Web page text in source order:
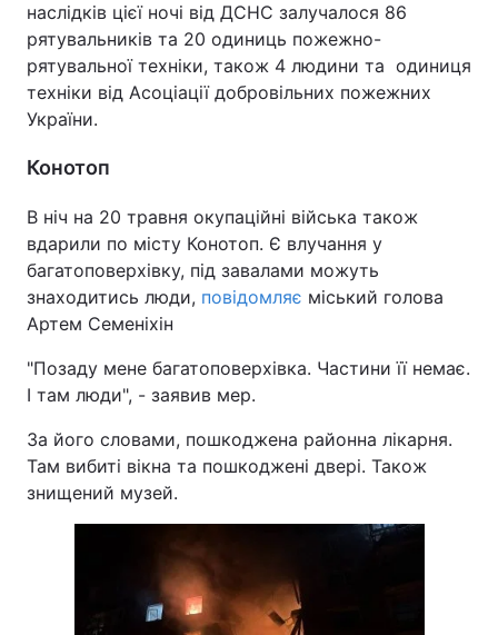
наслідків цієї ночі від ДСНС залучалося 86
рятувальників та 20 одиниць пожежно-
рятувальної техніки, також 4 людини та одиниця
техніки від Асоціації добровільних пожежних
України.
Конотоп
В ніч на 20 травня окупаційні війська також
вдарили по місту Конотоп. Є влучання у
багатоповерхівку, під завалами можуть
знаходитись люди, повідомляє міський голова
Артем Семеніхін
"Позаду мене багатоповерхівка. Частини її немає.
І там люди", - заявив мер.
За його словами, пошкоджена районна лікарня.
Там вибиті вікна та пошкоджені двері. Також
знищений музей.